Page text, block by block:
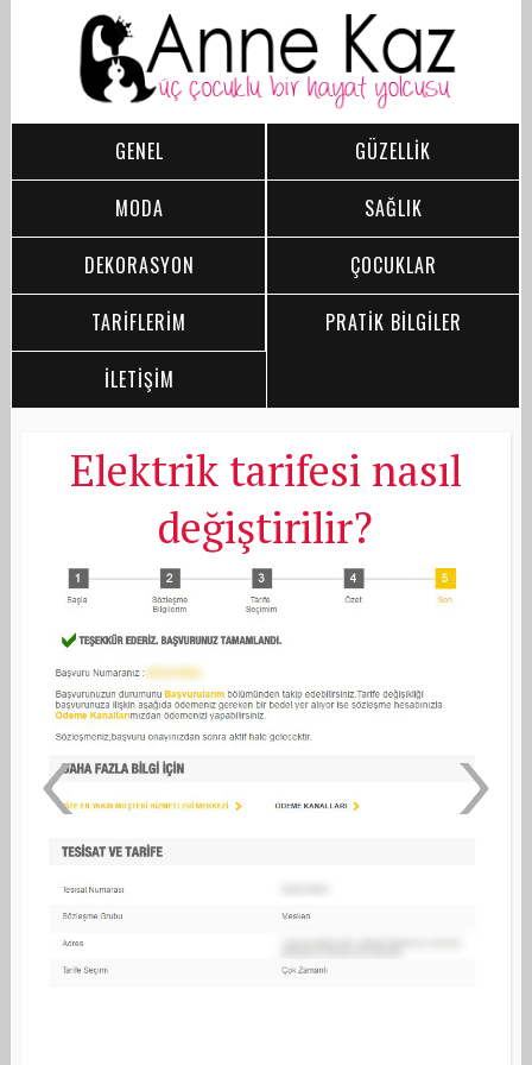
GENEL
GÜZELLİK
MODA
SAĞLIK
DEKORASYON
ÇOCUKLAR
TARİFLERİM
PRATİK BİLGİLER
İLETİŞİM
Elektrik tarifesi nasıl
değiştirilir?